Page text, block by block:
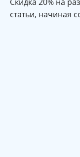
Cкидка 20% на
статьи, начиная